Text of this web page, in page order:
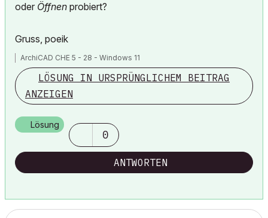
oder Öffnen probiert?
Gruss, poeik
ArchiCAD CHE 5 - 28 - Windows 11
LÖSUNG IN URSPRÜNGLICHEM BEITRAG
ANZEIGEN
Lösung
0
ANTWORTEN